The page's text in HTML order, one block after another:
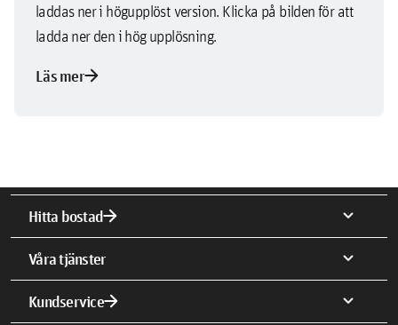
laddas ner i högupplöst version. Klicka på bilden för att
ladda ner den i hög upplösning.
Läs merarrow_forward
Hitta bostadarrow_forward expand_more
Våra tjänster expand_more
Kundservicearrow_forward expand_more